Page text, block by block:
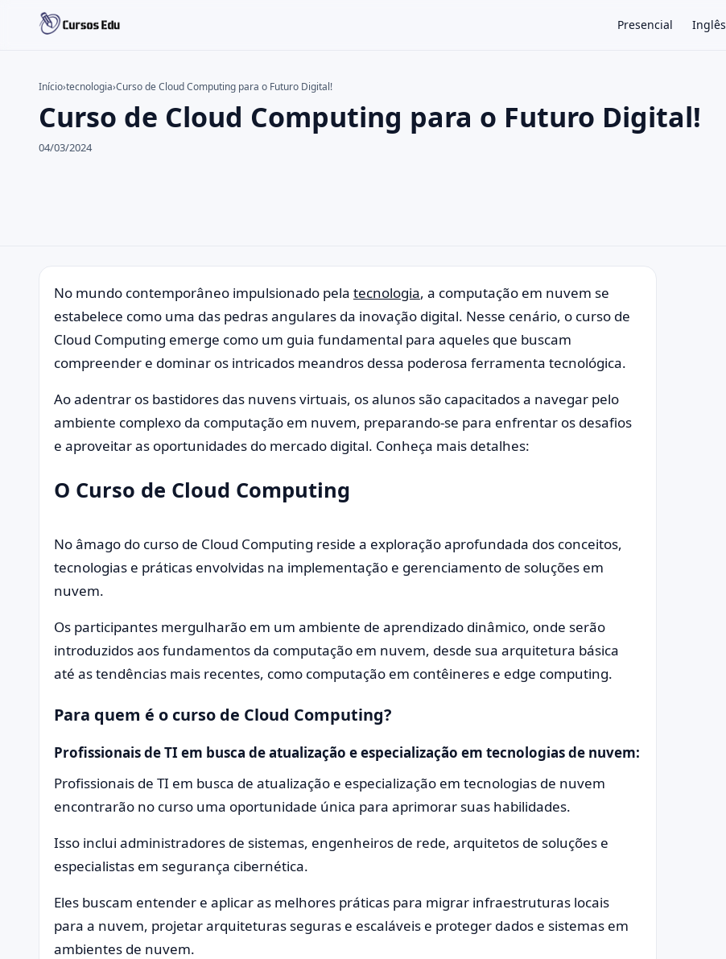
Presencial Inglês
Buscar no site ×
Início›tecnologia›Curso de Cloud Computing para o Futuro Digital!
Curso de Cloud Computing para o Futuro Digital!
04/03/2024
No mundo contemporâneo impulsionado pela tecnologia, a computação em nuvem se
estabelece como uma das pedras angulares da inovação digital. Nesse cenário, o curso de
Cloud Computing emerge como um guia fundamental para aqueles que buscam
compreender e dominar os intricados meandros dessa poderosa ferramenta tecnológica.
Ao adentrar os bastidores das nuvens virtuais, os alunos são capacitados a navegar pelo
ambiente complexo da computação em nuvem, preparando-se para enfrentar os desafios
e aproveitar as oportunidades do mercado digital. Conheça mais detalhes:
O Curso de Cloud Computing
No âmago do curso de Cloud Computing reside a exploração aprofundada dos conceitos,
tecnologias e práticas envolvidas na implementação e gerenciamento de soluções em
nuvem.
Os participantes mergulharão em um ambiente de aprendizado dinâmico, onde serão
introduzidos aos fundamentos da computação em nuvem, desde sua arquitetura básica
até as tendências mais recentes, como computação em contêineres e edge computing.
Para quem é o curso de Cloud Computing?
Profissionais de TI em busca de atualização e especialização em tecnologias de nuvem:
Profissionais de TI em busca de atualização e especialização em tecnologias de nuvem
encontrarão no curso uma oportunidade única para aprimorar suas habilidades.
Isso inclui administradores de sistemas, engenheiros de rede, arquitetos de soluções e
especialistas em segurança cibernética.
Eles buscam entender e aplicar as melhores práticas para migrar infraestruturas locais
para a nuvem, projetar arquiteturas seguras e escaláveis e proteger dados e sistemas em
ambientes de nuvem.